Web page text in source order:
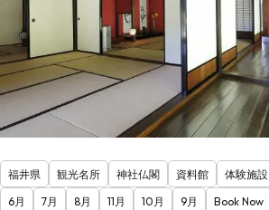
福井県 観光名所 神社仏閣 資料館 体験施設
6月
7月 8月 11月 10月 9月 Book Now